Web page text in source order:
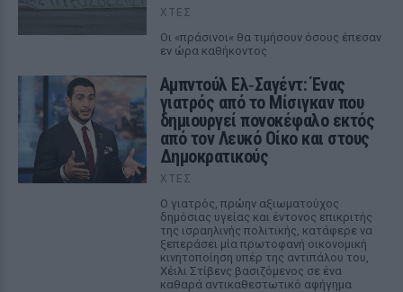
ΧΤΕΣ
Οι «πράσινοι« θα τιμήσουν όσους έπεσαν
εν ώρα καθήκοντος
Αμπντούλ Ελ‑Σαγέντ: Ένας
γιατρός από το Μίσιγκαν που
δημιουργεί πονοκέφαλο εκτός
από τον Λευκό Οίκο και στους
Δημοκρατικούς
ΧΤΕΣ
Ο γιατρός, πρώην αξιωματούχος
δημόσιας υγείας και έντονος επικριτής
της ισραηλινής πολιτικής, κατάφερε να
ξεπεράσει μία πρωτοφανή οικονομική
κινητοποίηση υπέρ της αντιπάλου του,
Χέιλι Στίβενς βασιζόμενος σε ένα
καθαρά αντικαθεστωτικό αφήγημα